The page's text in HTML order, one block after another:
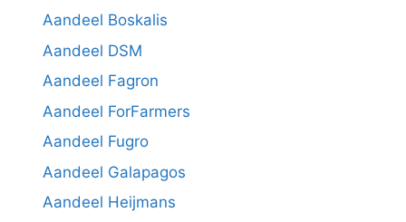
Aandeel Boskalis
Aandeel DSM
Aandeel Fagron
Aandeel ForFarmers
Aandeel Fugro
Aandeel Galapagos
Aandeel Heijmans